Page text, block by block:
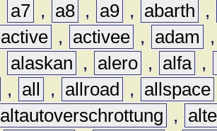
a7 , a8 , a9 , abarth
,
active , activee , adam
alaskan , alero , alfa ,
, all , allroad , allspace
altautoverschrottung ,